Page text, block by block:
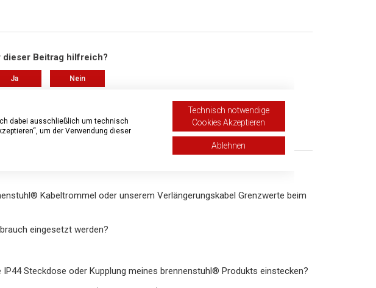
dieser Beitrag hilfreich?
Ja Nein
Fragen?Anfrage einreichen
Kabeltrommel oder unserem Verlängerungskabel Grenzwerte beim
eingesetzt werden?
Steckdose oder Kupplung meines brennenstuhl® Produkts einstecken?
dabei ausschließlich um technisch
um der Verwendung dieser
Technisch notwendige
Cookies Akzeptieren
Ablehnen